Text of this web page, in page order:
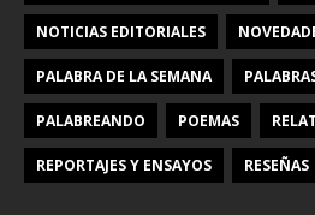
NOTICIAS EDITORIALES
PALABRA DE LA SEMANA
PALABREANDO POEMAS
REPORTAJES Y ENSAYOS RESEÑAS